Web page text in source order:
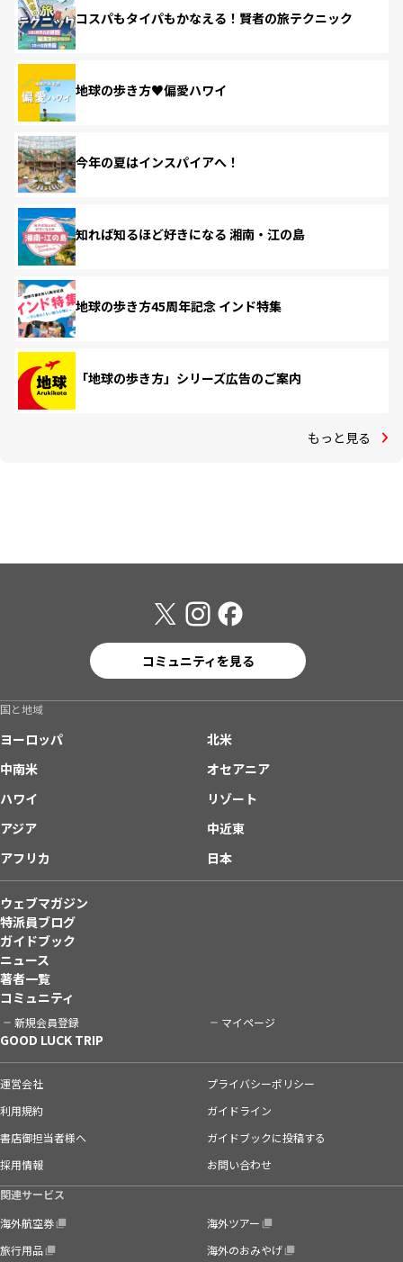
コスパもタイパもかなえる！賢者の旅テクニック
地球の歩き方♥偏愛ハワイ
今年の夏はインスパイアへ！
知れば知るほど好きになる 湘南・江の島
地球の歩き方45周年記念 インド特集
「地球の歩き方」シリーズ広告のご案内
もっと見る
コミュニティを見る
国と地域
ヨーロッパ
北米
中南米
オセアニア
ハワイ
リゾート
アジア
中近東
アフリカ
日本
ウェブマガジン
特派員ブログ
ガイドブック
ニュース
著者一覧
コミュニティ
新規会員登録 マイページ
GOOD LUCK TRIP
運営会社
プライバシーポリシー
利用規約
ガイドライン
書店御担当者様へ
ガイドブックに投稿する
採用情報
お問い合わせ
関連サービス
海外航空券
海外ツアー
旅行用品
海外のおみやげ